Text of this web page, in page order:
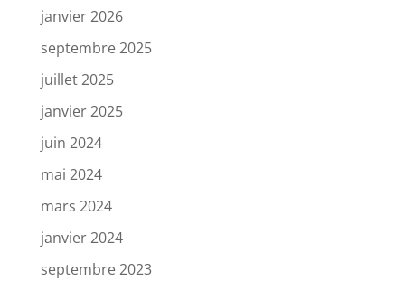
janvier 2026
septembre 2025
juillet 2025
janvier 2025
juin 2024
mai 2024
mars 2024
janvier 2024
septembre 2023